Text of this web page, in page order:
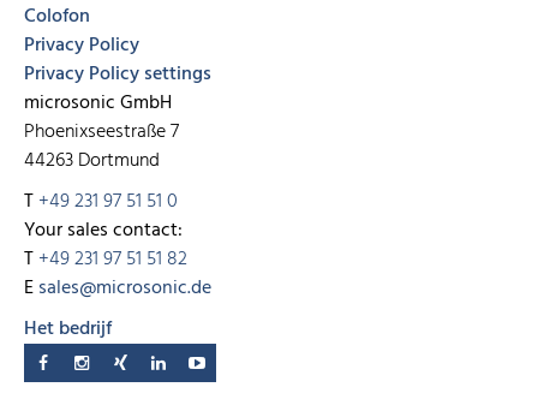
Colofon
Privacy Policy
Privacy Policy settings
microsonic GmbH
Phoenixseestraße 7
44263 Dortmund
T+49 231 97 51 51 0
Your sales contact:
T+49 231 97 51 51 82
Esales@microsonic.de
Het bedrijf